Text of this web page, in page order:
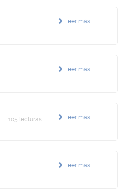
Leer más
Leer más
Leer más
105 lecturas
Leer más